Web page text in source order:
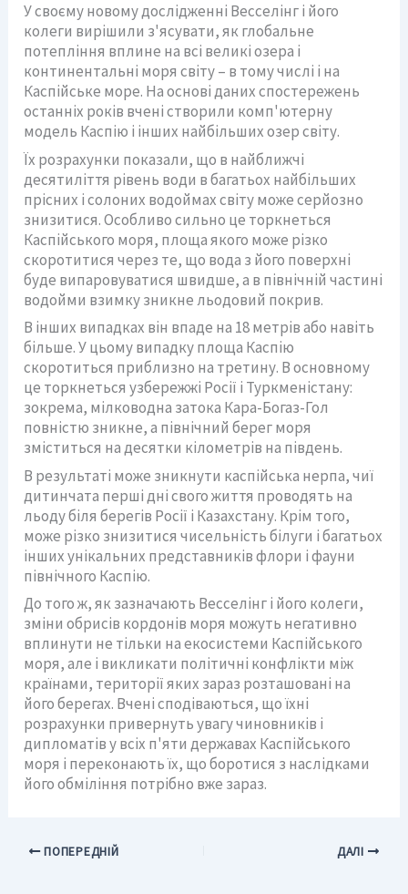
У своєму новому дослідженні Весселінг і його
колеги вирішили з'ясувати, як глобальне
потепління вплине на всі великі озера і
континентальні моря світу – в тому числі і на
Каспійське море. На основі даних спостережень
останніх років вчені створили комп'ютерну
модель Каспію і інших найбільших озер світу.
Їх розрахунки показали, що в найближчі
десятиліття рівень води в багатьох найбільших
прісних і солоних водоймах світу може серйозно
знизитися. Особливо сильно це торкнеться
Каспійського моря, площа якого може різко
скоротитися через те, що вода з його поверхні
буде випаровуватися швидше, а в північній частині
водойми взимку зникне льодовий покрив.
В інших випадках він впаде на 18 метрів або навіть
більше. У цьому випадку площа Каспію
скоротиться приблизно на третину. В основному
це торкнеться узбережжі Росії і Туркменістану:
зокрема, мілководна затока Кара-Богаз-Гол
повністю зникне, а північний берег моря
зміститься на десятки кілометрів на південь.
В результаті може зникнути каспійська нерпа, чиї
дитинчата перші дні свого життя проводять на
льоду біля берегів Росії і Казахстану. Крім того,
може різко знизитися чисельність білуги і багатьох
інших унікальних представників флори і фауни
північного Каспію.
До того ж, як зазначають Весселінг і його колеги,
зміни обрисів кордонів моря можуть негативно
вплинути не тільки на екосистеми Каспійського
моря, але і викликати політичні конфлікти між
країнами, території яких зараз розташовані на
його берегах. Вчені сподіваються, що їхні
розрахунки привернуть увагу чиновників і
дипломатів у всіх п'яти державах Каспійського
моря і переконають їх, що боротися з наслідками
його обміління потрібно вже зараз.
ПОПЕРЕДНІЙ ДАЛІ